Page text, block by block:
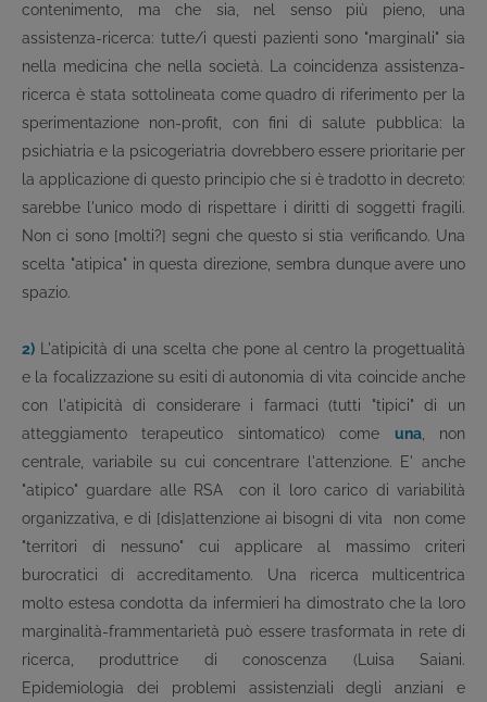
contenimento, ma che sia, nel senso più pieno, una
assistenza-ricerca: tutte/i questi pazienti sono "marginali" sia
nella medicina che nella società. La coincidenza assistenza-
ricerca è stata sottolineata come quadro di riferimento per la
sperimentazione non-profit, con fini di salute pubblica: la
psichiatria e la psicogeriatria dovrebbero essere prioritarie per
la applicazione di questo principio che si è tradotto in decreto:
sarebbe l'unico modo di rispettare i diritti di soggetti fragili.
Non ci sono [molti?] segni che questo si stia verificando. Una
scelta "atipica" in questa direzione, sembra dunque avere uno
spazio.
2) L'atipicità di una scelta che pone al centro la progettualità
e la focalizzazione su esiti di autonomia di vita coincide anche
con l'atipicità di considerare i farmaci (tutti "tipici" di un
atteggiamento terapeutico sintomatico) come una, non
centrale, variabile su cui concentrare l'attenzione. E' anche
"atipico" guardare alle RSA ­ con il loro carico di variabilità
organizzativa, e di [dis]attenzione ai bisogni di vita ­ non come
"territori di nessuno" cui applicare al massimo criteri
burocratici di accreditamento. Una ricerca multicentrica
molto estesa condotta da infermieri ha dimostrato che la loro
marginalità-frammentarietà può essere trasformata in rete di
ricerca, produttrice di conoscenza (Luisa Saiani.
Epidemiologia dei problemi assistenziali degli anziani e